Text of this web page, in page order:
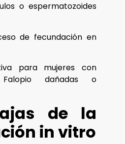
o espermatozoides
de fecundación en
para mujeres con
dañadas o
de la
in vitro